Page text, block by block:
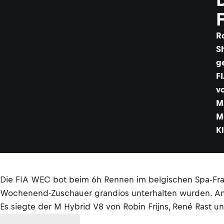
Die FIA WEC bot beim 6h Rennen im belgischen Spa-
Wochenend-Zuschauer grandios unterhalten wurden.
Es siegte der M Hybrid V8 von Robin Frijns, René Rast